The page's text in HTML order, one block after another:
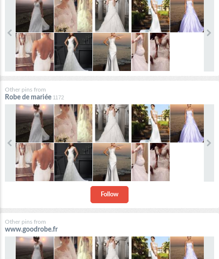
Other pins from
Robe de mariée 1172
Follow
Other pins from
www.goodrobe.fr